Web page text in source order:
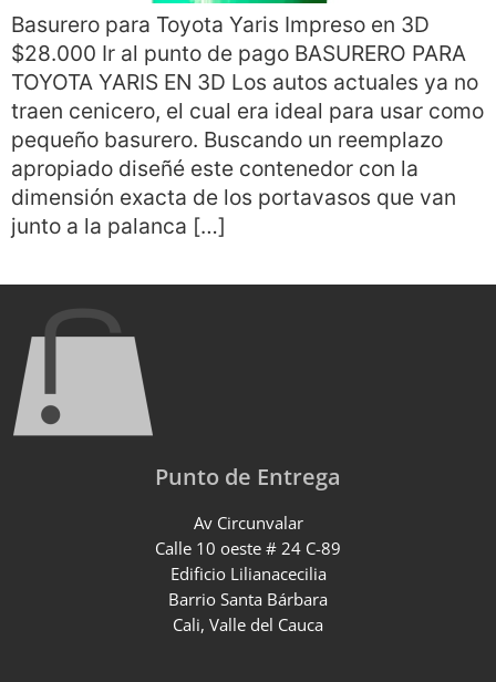
Basurero para Toyota Yaris Impreso en 3D
$28.000 Ir al punto de pago BASURERO PARA
TOYOTA YARIS EN 3D Los autos actuales ya no
traen cenicero, el cual era ideal para usar como
pequeño basurero. Buscando un reemplazo
apropiado diseñé este contenedor con la
dimensión exacta de los portavasos que van
junto a la palanca […]
Punto de Entrega
Av Circunvalar
Calle 10 oeste # 24 C-89
Edificio Lilianacecilia
Barrio Santa Bárbara
Cali, Valle del Cauca